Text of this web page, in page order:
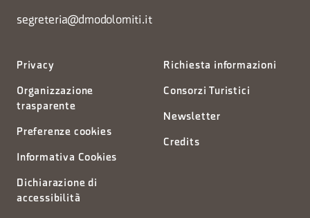
segreteria@dmodolomiti.it
Privacy
Organizzazione
trasparente
Preferenze cookies
Informativa Cookies
Dichiarazione di
accessibilità
Richiesta informazioni
Consorzi Turistici
Newsletter
Credits